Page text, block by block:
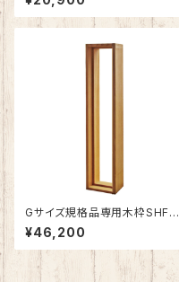
Gサイズ規格品専用木枠SHF-Z
G1
¥46,200